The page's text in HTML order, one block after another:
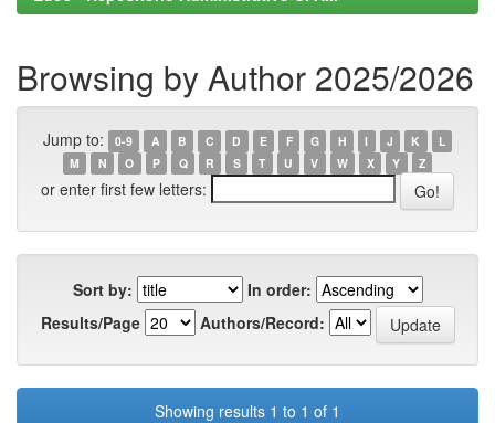
Browsing by Author 2025/2026
Jump to: 0-9 A B C D E F G H I J K
L
M
N O P Q R S T U V W X Y Z
or enter first few letters:
Sort by:
In order:
Results/Page
Authors/Record:
Showing results 1 to 1 of 1